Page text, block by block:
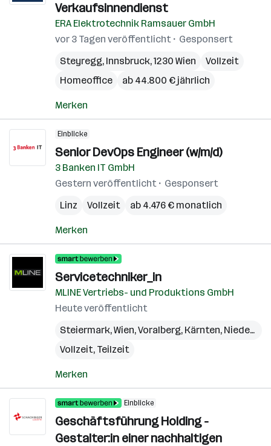
Verkaufsinnendienst
ERA Elektrotechnik Ramsauer GmbH
vor 3 Tagen veröffentlicht
Gesponsert
Steyregg, Innsbruck,1230 Wien
Vollzeit
Homeoffice
ab 44.800 € jährlich
Merken
Einblicke
Senior DevOps Engineer (w/m/d)
3 Banken IT GmbH
Gestern veröffentlicht
Gesponsert
Linz
Vollzeit ab 4.476 € monatlich
Merken
Servicetechniker_in
MLINE Vertriebs- und Produktions GmbH
Heute veröffentlicht
Steiermark,Wien,Voralberg, Kärnten, Niederösterreich
Vollzeit, Teilzeit
Merken
Einblicke
Geschäftsführung Holding -
Gestalter:in einer nachhaltigen